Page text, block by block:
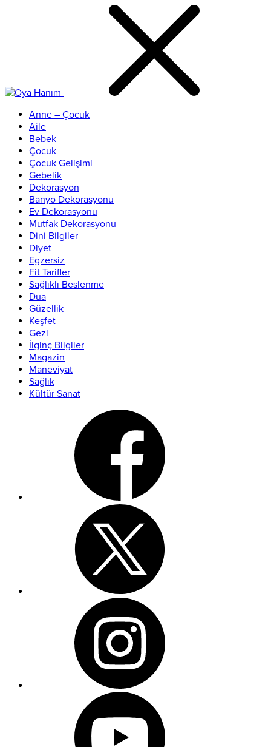
Anne – Çocuk
Aile
Bebek
Çocuk
Çocuk Gelişimi
Gebelik
Dekorasyon
Banyo Dekorasyonu
Ev Dekorasyonu
Mutfak Dekorasyonu
Dini Bilgiler
Diyet
Egzersiz
Fit Tarifler
Sağlıklı Beslenme
Dua
Güzellik
Keşfet
Gezi
İlginç Bilgiler
Magazin
Maneviyat
Sağlık
Kültür Sanat